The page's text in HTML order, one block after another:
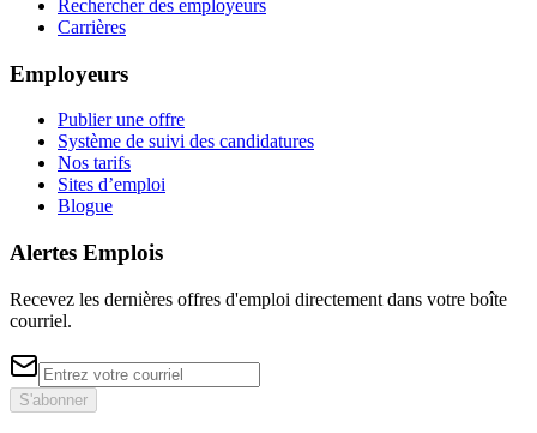
Rechercher des employeurs
Carrières
Employeurs
Publier une offre
Système de suivi des candidatures
Nos tarifs
Sites d’emploi
Blogue
Alertes Emplois
Recevez les dernières offres d'emploi directement dans votre boîte
courriel.
S'abonner